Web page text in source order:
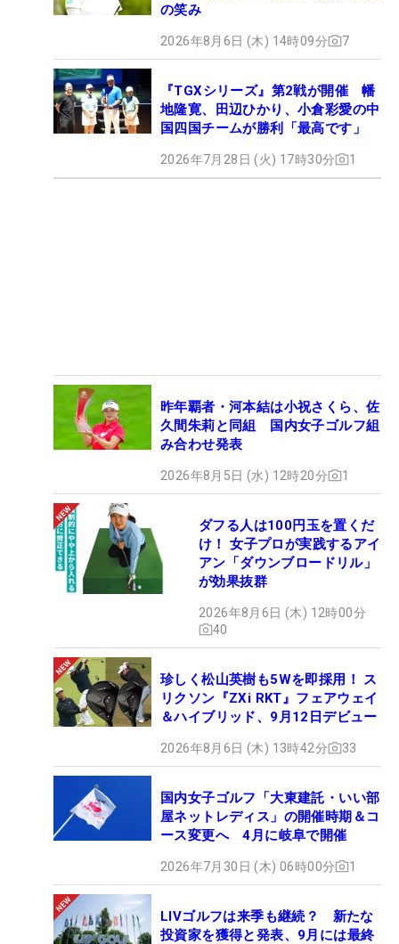
の笑み
2026年8月6日 (木) 14時09分 7
『TGXシリーズ』第2戦が開催 幡
地隆寛、田辺ひかり、小倉彩愛の中
国四国チームが勝利「最高です」
2026年7月28日 (火) 17時30分 1
昨年覇者・河本結は小祝さくら、佐
久間朱莉と同組 国内女子ゴルフ組
み合わせ発表
2026年8月5日 (水) 12時20分 1
ダフる人は100円玉を置くだ
け！ 女子プロが実践するアイ
アン「ダウンブロードリル」
が効果抜群
2026年8月6日 (木) 12時00分
40
珍しく松山英樹も5Wを即採用！ ス
リクソン『ZXi RKT』フェアウェイ
＆ハイブリッド、9月12日デビュー
2026年8月6日 (木) 13時42分 33
国内女子ゴルフ「大東建託・いい部
屋ネットレディス」の開催時期＆コ
ース変更へ 4月に岐阜で開催
2026年7月30日 (木) 06時00分 1
LIVゴルフは来季も継続？ 新たな
投資家を獲得と発表、9月には最終